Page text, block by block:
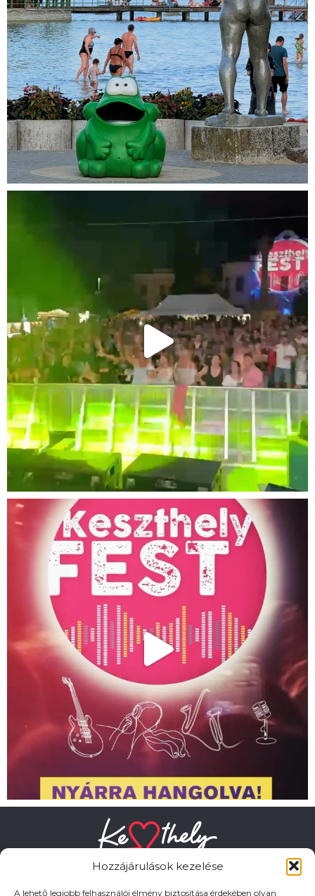
Hozzájárulások kezelése
A lehető legjobb felhasználói élmény biztosítása érdekében olyan